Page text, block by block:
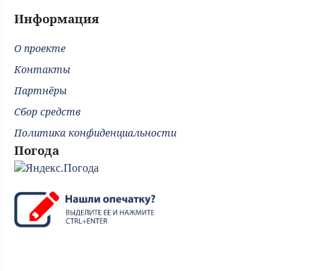
Информация
О проекте
Контакты
Партнёры
Сбор средств
Политика конфиденциальности
Погода